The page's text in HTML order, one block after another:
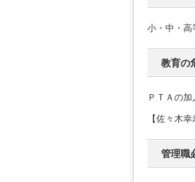
小・中・高
教育の
ＰＴＡの
【佐々木
管理職